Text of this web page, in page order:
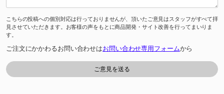
こちらの投稿への個別対応は行っておりませんが、頂いたご意見はスタッフがすべて拝
見させていただきます。お客様の声をもとに商品開発・サイト改善を行ってまいりま
す。
ご注文にかかわるお問い合わせはお問い合わせ専用フォームから